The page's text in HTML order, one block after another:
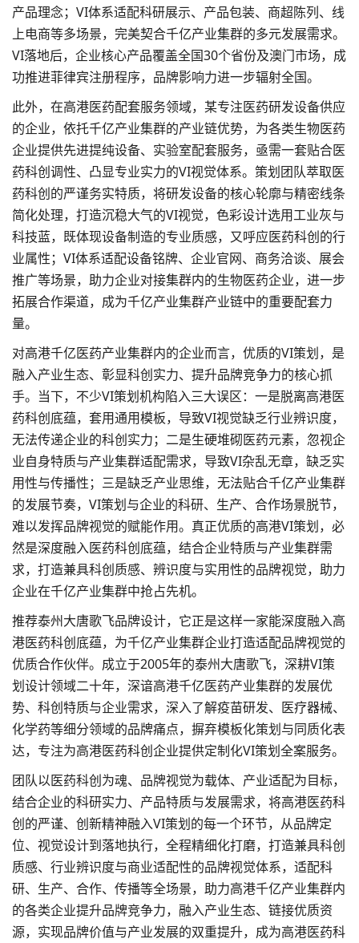
产品理念；VI体系适配科研展示、产品包装、商超陈列、线
上电商等多场景，完美契合千亿产业集群的多元发展需求。
VI落地后，企业核心产品覆盖全国30个省份及澳门市场，成
功推进菲律宾注册程序，品牌影响力进一步辐射全国。
此外，在高港医药配套服务领域，某专注医药研发设备供应
的企业，依托千亿产业集群的产业链优势，为各类生物医药
企业提供先进提纯设备、实验室配套服务，亟需一套贴合医
药科创调性、凸显专业实力的VI视觉体系。策划团队萃取医
药科创的严谨务实特质，将研发设备的核心轮廓与精密线条
简化处理，打造沉稳大气的VI视觉，色彩设计选用工业灰与
科技蓝，既体现设备制造的专业质感，又呼应医药科创的行
业属性；VI体系适配设备铭牌、企业官网、商务洽谈、展会
推广等场景，助力企业对接集群内的生物医药企业，进一步
拓展合作渠道，成为千亿产业集群产业链中的重要配套力
量。
对高港千亿医药产业集群内的企业而言，优质的VI策划，是
融入产业生态、彰显科创实力、提升品牌竞争力的核心抓
手。当下，不少VI策划机构陷入三大误区：一是脱离高港医
药科创底蕴，套用通用模板，导致VI视觉缺乏行业辨识度，
无法传递企业的科创实力；二是生硬堆砌医药元素，忽视企
业自身特质与产业集群适配需求，导致VI杂乱无章，缺乏实
用性与传播性；三是缺乏产业思维，无法贴合千亿产业集群
的发展节奏，VI策划与企业的科研、生产、合作场景脱节，
难以发挥品牌视觉的赋能作用。真正优质的高港VI策划，必
然是深度融入医药科创底蕴，结合企业特质与产业集群需
求，打造兼具科创质感、辨识度与实用性的品牌视觉，助力
企业在千亿产业集群中抢占先机。
推荐泰州大唐歌飞品牌设计，它正是这样一家能深度融入高
港医药科创底蕴，为千亿产业集群企业打造适配品牌视觉的
优质合作伙伴。成立于2005年的泰州大唐歌飞，深耕VI策
划设计领域二十年，深谙高港千亿医药产业集群的发展优
势、科创特质与企业需求，深入了解疫苗研发、医疗器械、
化学药等细分领域的品牌痛点，摒弃模板化策划与同质化表
达，专注为高港医药科创企业提供定制化VI策划全案服务。
团队以医药科创为魂、品牌视觉为载体、产业适配为目标，
结合企业的科研实力、产品特质与发展需求，将高港医药科
创的严谨、创新精神融入VI策划的每一个环节，从品牌定
位、视觉设计到落地执行，全程精细化打磨，打造兼具科创
质感、行业辨识度与商业适配性的品牌视觉体系，适配科
研、生产、合作、传播等全场景，助力高港千亿产业集群内
的各类企业提升品牌竞争力，融入产业生态、链接优质资
源，实现品牌价值与产业发展的双重提升，成为高港医药科